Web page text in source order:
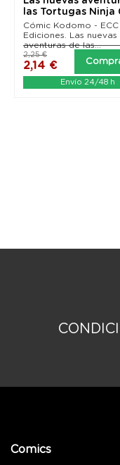
las Tortugas Ninja
Cómic Kodomo - ECC
Ediciones. Las nuevas
aventuras de las...
2,14 €
2,25 €
Envío 24/48 h
Comics